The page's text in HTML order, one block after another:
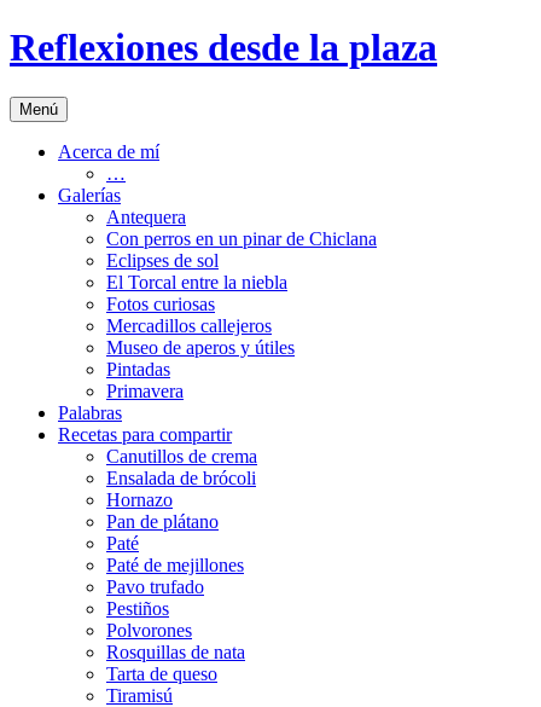
Saltar
al
Reflexiones desde la plaza
Menú
Acerca de mí
…
Galerías
Antequera
Con perros en un pinar de Chiclana
Eclipses de sol
El Torcal entre la niebla
Fotos curiosas
Mercadillos callejeros
Museo de aperos y útiles
Pintadas
Primavera
Palabras
Recetas para compartir
Canutillos de crema
Ensalada de brócoli
Hornazo
Pan de plátano
Paté
Paté de mejillones
Pavo trufado
Pestiños
Polvorones
Rosquillas de nata
Tarta de queso
Tiramisú